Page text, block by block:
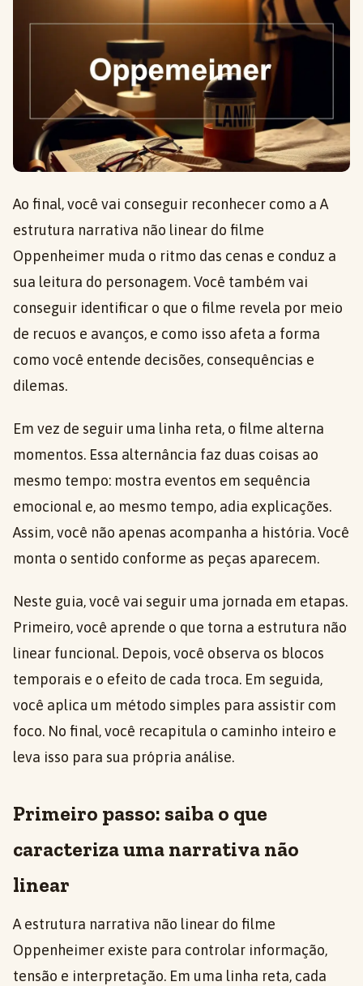
Ao final, você vai conseguir reconhecer como a A
estrutura narrativa não linear do filme
Oppenheimer muda o ritmo das cenas e conduz a
sua leitura do personagem. Você também vai
conseguir identificar o que o filme revela por meio
de recuos e avanços, e como isso afeta a forma
como você entende decisões, consequências e
dilemas.
Em vez de seguir uma linha reta, o filme alterna
momentos. Essa alternância faz duas coisas ao
mesmo tempo: mostra eventos em sequência
emocional e, ao mesmo tempo, adia explicações.
Assim, você não apenas acompanha a história. Você
monta o sentido conforme as peças aparecem.
Neste guia, você vai seguir uma jornada em etapas.
Primeiro, você aprende o que torna a estrutura não
linear funcional. Depois, você observa os blocos
temporais e o efeito de cada troca. Em seguida,
você aplica um método simples para assistir com
foco. No final, você recapitula o caminho inteiro e
leva isso para sua própria análise.
Primeiro passo: saiba o que
caracteriza uma narrativa não
linear
A estrutura narrativa não linear do filme
Oppenheimer existe para controlar informação,
tensão e interpretação. Em uma linha reta, cada